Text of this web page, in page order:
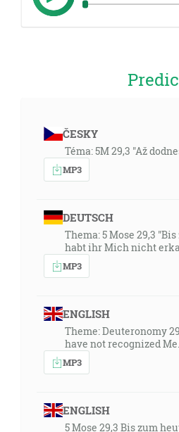
ČESKY
Téma: 5M 29,3 "Až
MP3
DEUTSCH
Thema: 5 Mose 29,3
habt ihr Mich nicht
MP3
ENGLISH
Theme: Deuteronomy
have not recognized
MP3
ENGLISH
5 Mose 29,3 Bis zum